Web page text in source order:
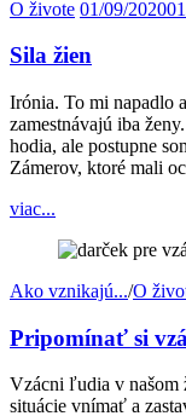
O živote 01/09/2020
Sila žien
Irónia. To mi napadlo
zamestnávajú iba
hodia, ale postupne
Zámerov, ktoré mali
viac...
Ako vznikajú.../O
Pripomínať si
Vzácni ľudia v našom
situácie vnímať a